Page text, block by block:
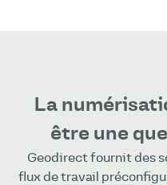
La
être une
Geodirect fournit des
flux de travail